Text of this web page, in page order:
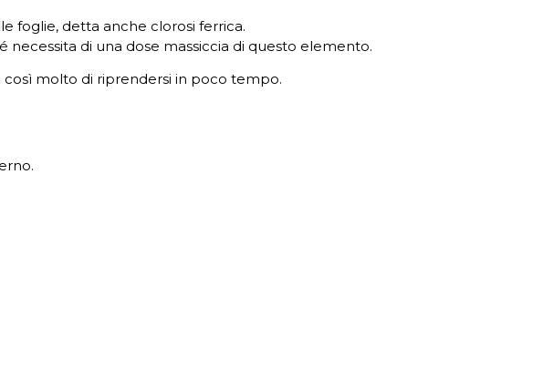
foglie, detta anche clorosi ferrica.
di una dose massiccia di questo elemento.
molto di riprendersi in poco tempo.